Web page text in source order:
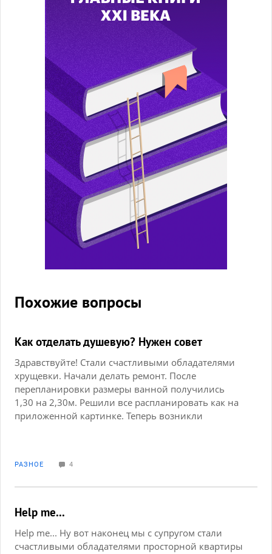
Похожие вопросы
Как отделать душевую? Нужен совет
Здравствуйте! Стали счастливыми обладателями
хрущевки. Начали делать ремонт. После
перепланировки размеры ванной получились
1,30 на 2,30м. Решили все распланировать как на
приложенной картинке. Теперь возникли
душевой (поставить поддон или залить бетоном и
какие-нибудь варианты?
РАЗНОЕ 4
Help me...
Help me... Ну вот наконец мы с супругом стали
счастливыми обладателями просторной квартиры